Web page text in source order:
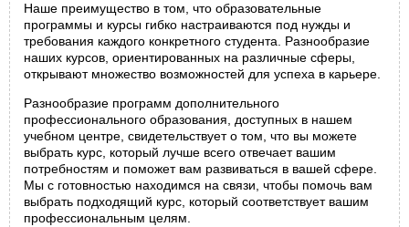
Наше преимущество в том, что образовательные
программы и курсы гибко настраиваются под нужды и
требования каждого конкретного студента. Разнообразие
наших курсов, ориентированных на различные сферы,
открывают множество возможностей для успеха в карьере.
Разнообразие программ дополнительного
профессионального образования, доступных в нашем
учебном центре, свидетельствует о том, что вы можете
выбрать курс, который лучше всего отвечает вашим
потребностям и поможет вам развиваться в вашей сфере.
Мы с готовностью находимся на связи, чтобы помочь вам
выбрать подходящий курс, который соответствует вашим
профессиональным целям.